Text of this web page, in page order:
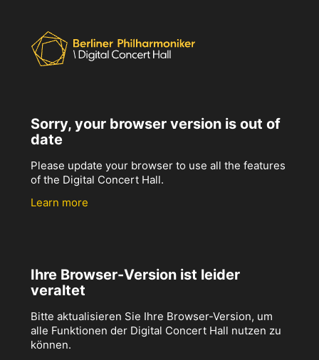
Sorry, your browser version is out of
date
Please update your browser to use all the features
of the Digital Concert Hall.
Learn more
Ihre Browser-Version ist leider
veraltet
Bitte aktualisieren Sie Ihre Browser-Version, um
alle Funktionen der Digital Concert Hall nutzen zu
können.